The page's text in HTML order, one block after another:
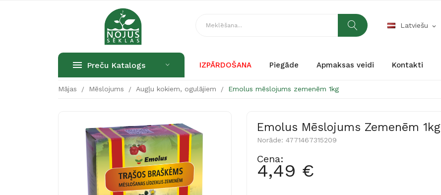
Latviešu expand_more
Preču Katalogs IZPĀRDOŠANA Piegāde Apmaksas veidi Kontakti
Mājas Mēslojums Augļu kokiem, ogulājiem Emolus mēslojums zemenēm 1kg
Emolus Mēslojums Zemenēm 1kg
Norāde: 4771467315209
Cena:
4,49 €